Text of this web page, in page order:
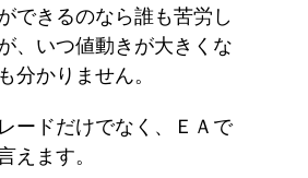
できるのなら誰も苦労し
、いつ値動きが大きくな
分かりません。
ードだけでなく、ＥＡで
えます。